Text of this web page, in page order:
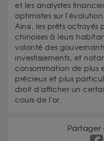
et les analystes
optimistes sur
Ainsi, les prêts octroyés
chinoises à leurs
volonté des
investissements, et
consommation de plus
précieux et plus
droit d'afficher un
cours de l'or.
Partager